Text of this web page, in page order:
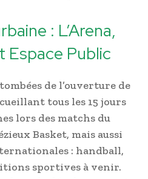
: L’Arena,
Espace Public
de l’ouverture de
tous les 15 jours
lors des matchs du
Basket, mais aussi
: handball,
sportives à venir.